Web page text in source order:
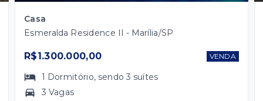
Casa
Esmeralda Residence II - Marília/SP
R$1.300.000,00 VENDA
1 Dormitório, sendo 3 suítes
3 Vagas